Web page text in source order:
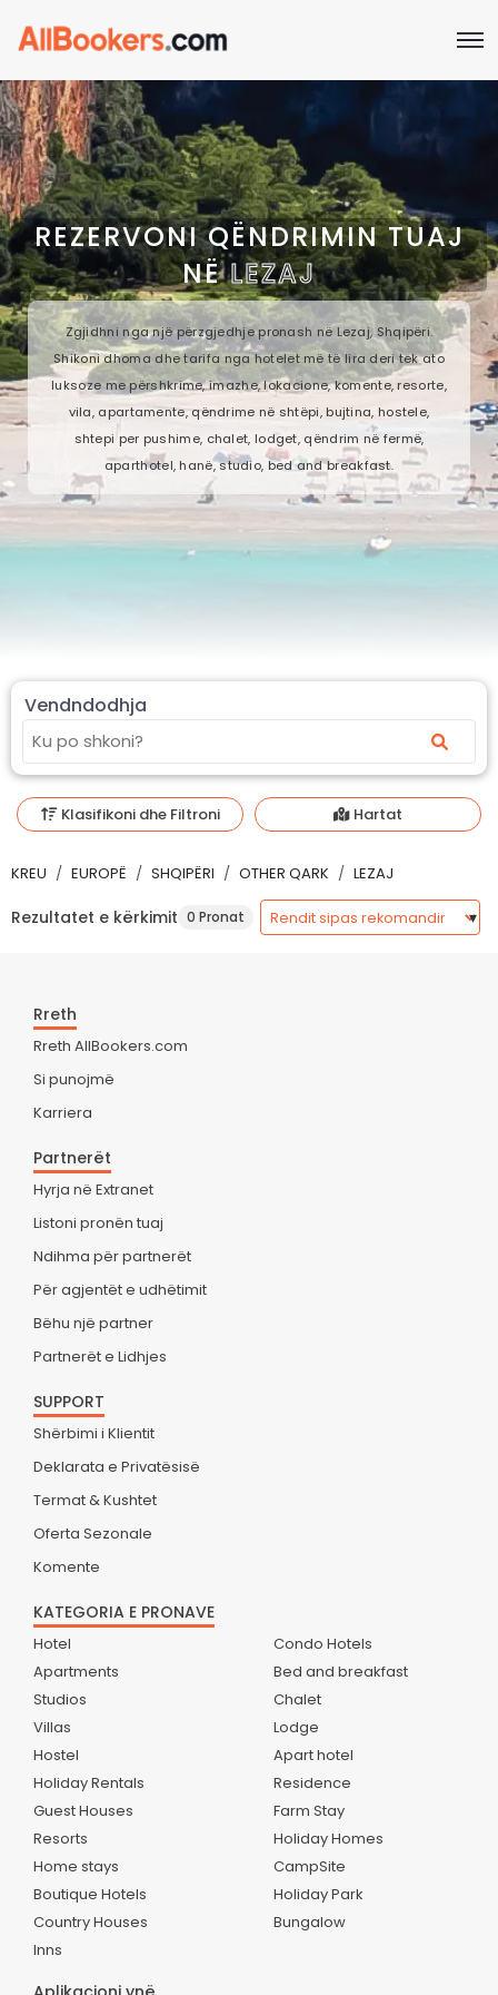
REZERVONI QËNDRIMIN TUAJ
NËLEZAJ
Zgjidhni nga një përzgjedhje pronash në Lezaj, Shqipëri.
Shikoni dhoma dhe tarifa nga hotelet më të lira deri tek ato
luksoze me përshkrime, imazhe, lokacione, komente, resorte,
vila, apartamente, qëndrime në shtëpi, bujtina, hostele,
shtepi per pushime, chalet, lodget, qëndrim në fermë,
aparthotel, hanë, studio, bed and breakfast.
Vendndodhja
Klasifikoni dhe Filtroni Hartat
KREU EUROPË SHQIPËRI OTHER QARK LEZAJ
Rezultatet e kërkimit 0 Pronat
Rreth
Rreth AllBookers.com
Si punojmë
Karriera
Partnerët
Hyrja në Extranet
Listoni pronën tuaj
Ndihma për partnerët
Për agjentët e udhëtimit
Bëhu një partner
Partnerët e Lidhjes
SUPPORT
Shërbimi i Klientit
Deklarata e Privatësisë
Termat & Kushtet
Oferta Sezonale
Komente
KATEGORIA E PRONAVE
Hotel
Apartments
Studios
Villas
Hostel
Holiday Rentals
Guest Houses
Resorts
Home stays
Boutique Hotels
Country Houses
Inns
Condo Hotels
Bed and breakfast
Chalet
Lodge
Apart hotel
Residence
Farm Stay
Holiday Homes
CampSite
Holiday Park
Bungalow